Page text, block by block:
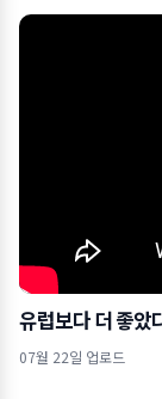
유럽보다 더 좋았
07월 22일 업로드